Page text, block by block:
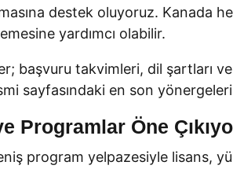
destek oluyoruz. Kanada
yardımcı olabilir.
başvuru takvimleri, dil şartları
sayfasındaki en son yönergeleri
Programlar Öne
program yelpazesiyle lisans,